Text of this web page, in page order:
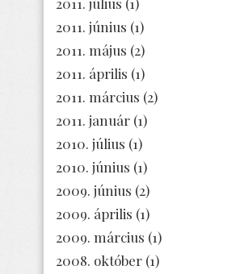
2011. június (1)
2011. május (2)
2011. április (1)
2011. március (2)
2011. január (1)
2010. július (1)
2010. június (1)
2009. június (2)
2009. április (1)
2009. március (1)
2008. október (1)